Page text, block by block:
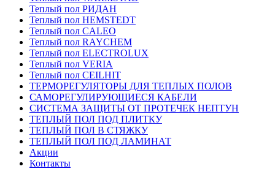
Теплый пол РИДАН
Теплый пол HEMSTEDT
Теплый пол CALEO
Теплый пол RAYCHEM
Теплый пол ELECTROLUX
Теплый пол VERIA
Теплый пол CEILHIT
ТЕРМОРЕГУЛЯТОРЫ ДЛЯ ТЕПЛЫХ ПОЛОВ
САМОРЕГУЛИРУЮЩИЕСЯ КАБЕЛИ
СИСТЕМА ЗАЩИТЫ ОТ ПРОТЕЧЕК НЕПТУН
ТЕПЛЫЙ ПОЛ ПОД ПЛИТКУ
ТЕПЛЫЙ ПОЛ В СТЯЖКУ
ТЕПЛЫЙ ПОЛ ПОД ЛАМИНАТ
Акции
Контакты